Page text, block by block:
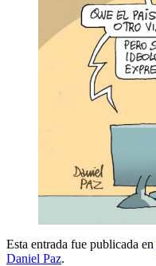
Esta entrada fue publicada en
Daniel Paz.